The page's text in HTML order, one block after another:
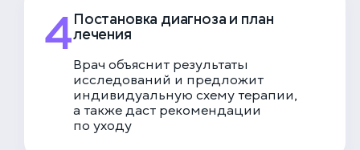
4Постановка диагноза и план
лечения
Врач объяснит результаты
исследований и предложит
индивидуальную схему терапии,
а также даст рекомендации
по уходу